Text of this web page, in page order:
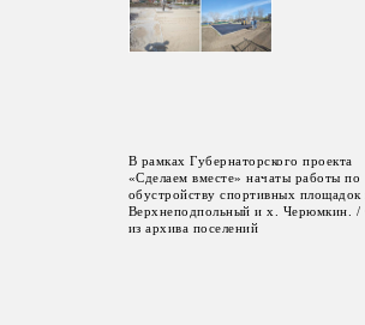
В рамках Губернаторского проекта
«Сделаем вместе» начаты работы по
обустройству спортивных площадок
Верхнеподпольный и х. Черюмкин.
из архива поселений